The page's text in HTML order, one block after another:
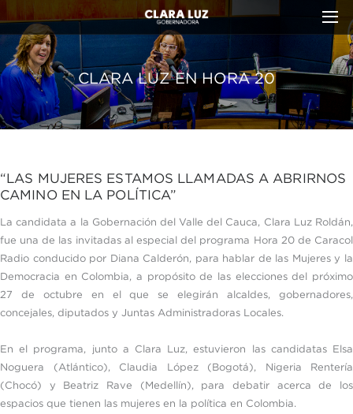
CLARA LUZ EN HORA 20
“LAS MUJERES ESTAMOS LLAMADAS A ABRIRNOS
CAMINO EN LA POLÍTICA”
La candidata a la Gobernación del Valle del Cauca, Clara Luz Roldán,
fue una de las invitadas al especial del programa Hora 20 de Caracol
Radio conducido por Diana Calderón, para hablar de las Mujeres y la
Democracia en Colombia, a propósito de las elecciones del próximo
27 de octubre en el que se elegirán alcaldes, gobernadores,
concejales, diputados y Juntas Administradoras Locales.
En el programa, junto a Clara Luz, estuvieron las candidatas Elsa
Noguera (Atlántico), Claudia López (Bogotá), Nigeria Rentería
(Chocó) y Beatriz Rave (Medellín), para debatir acerca de los
espacios que tienen las mujeres en la política en Colombia.